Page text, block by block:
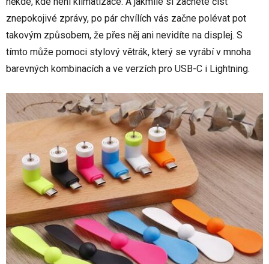
znepokojivé zprávy, po pár chvílích vás začne polévat pot
takovým způsobem, že přes něj ani nevidíte na displej. S
tímto může pomoci stylový větrák, který se vyrábí v mnoha
barevných kombinacích a ve verzích pro USB-C i Lightning.